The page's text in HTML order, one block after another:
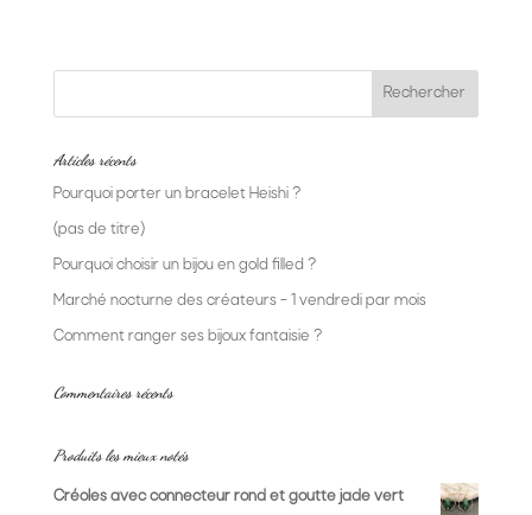
Articles récents
Pourquoi porter un bracelet Heishi ?
(pas de titre)
Pourquoi choisir un bijou en gold filled ?
Marché nocturne des créateurs – 1 vendredi par mois
Comment ranger ses bijoux fantaisie ?
Commentaires récents
Produits les mieux notés
Créoles avec connecteur rond et goutte jade vert